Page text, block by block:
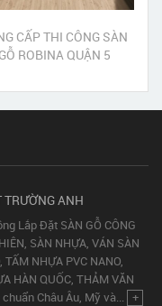
CẤP THI CÔNG SÀN
GỖ ROBINA QUẬN 5
TRƯỜNG ANH
Lắp Đặt SÀN GỖ CÔNG
SÀN NHỰA, VÁN SÀN
TẤM NHỰA PVC NANO,
HÀN QUỐC, THẢM VĂN
Châu Âu, Mỹ và... +